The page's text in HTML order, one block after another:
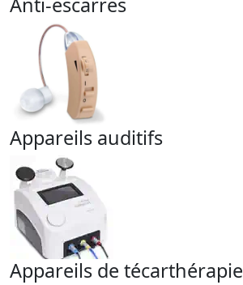
Appareils auditifs
Appareils de técarthérapie